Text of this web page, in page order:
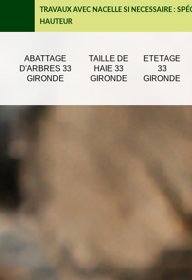
TRAVAUX AVEC NACELLE SI NECESSAIRE :
HAUTEUR
ABATTAGE
D'ARBRES 33
GIRONDE
TAILLE DE
HAIE 33
GIRONDE
ETETAGE
33
GIRONDE